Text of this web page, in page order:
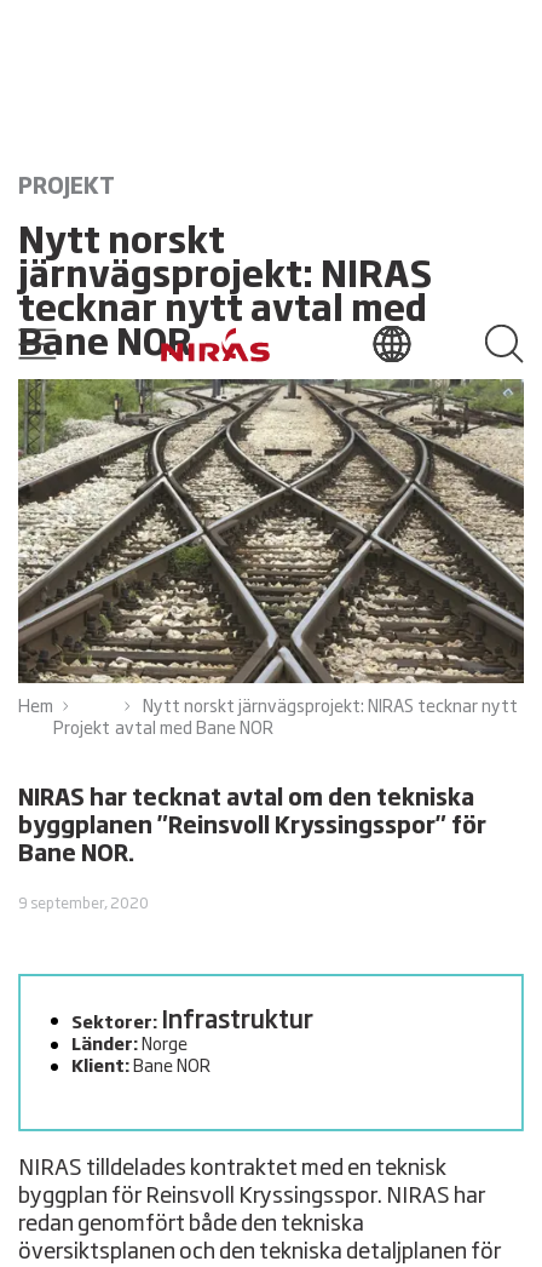
PROJEKT
Nytt norskt
järnvägsprojekt: NIRAS
tecknar nytt avtal med
Bane NOR
Hem
Projekt
Nytt norskt järnvägsprojekt: NIRAS tecknar nytt
avtal med Bane NOR
NIRAS har tecknat avtal om den tekniska
byggplanen "Reinsvoll Kryssingsspor" för
Bane NOR.
9 september, 2020
Sektorer: Infrastruktur
Länder: Norge
Klient: Bane NOR
NIRAS tilldelades kontraktet med en teknisk
byggplan för Reinsvoll Kryssingsspor. NIRAS har
redan genomfört både den tekniska
översiktsplanen och den tekniska detaljplanen för